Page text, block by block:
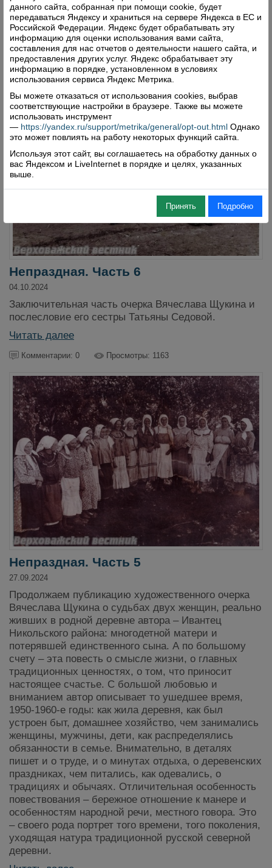
конференции были подняты серьезные проблемы
сегодняшней деревни.
Читать далее
Комментарии: 0 Просмотры: 895
Непраздная. Часть 6
04.10.2024
Заключительная часть очерка Вячеслава Щукина и
послесловие его сестры Татьяны Седовой.
Читать далее
Комментарии: 0 Просмотры: 1163
Непраздная. Часть 5
27.09.2024
Продолжаем публикацию художественного очерка
Вячеслава Щукина о судьбах двух женщин, реально
живших в родной деревне автора – Ивантец
Никольского района: многодетной матери и
потерявшей единственного сына. А по большому
счету – эта повесть о смысле жизни, о главных
традиционных ценностях, о том, что приносит
настоящее счастье. С большой любовью и
вниманием автор описывает то ушедшее время,
1950-1960-е годы: как жила деревня, как был
устроен быт, домашнее хозяйство, чем занимались
женщины, мужчины, дети, как распределялись
обязанности в семье. Внимательно, в деталях
пишет и о труде, и о минутах отдыха, о деревенских
праздниках, чем питались, как одевались, о
традициях и обычаях. Отличительная особенность
повествования – бережное отношение к манере и
особенностям народной речи, местного говора. Это
– своего рода портрет того времени, того поколения,
уходящая натура традиционной русской северной
деревни.
данного сайта, собранная при помощи cookie, будет
передаваться Яндексу и храниться на сервере Яндекса в ЕС и
Российской Федерации. Яндекс будет обрабатывать эту
информацию для оценки использования вами сайта,
составления для нас отчетов о деятельности нашего сайта, и
предоставления других услуг. Яндекс обрабатывает эту
информацию в порядке, установленном в условиях
использования сервиса Яндекс Метрика.
Вы можете отказаться от использования cookies, выбрав
соответствующие настройки в браузере. Также вы можете
использовать инструмент
— https://yandex.ru/support/metrika/general/opt-out.html Однако
это может повлиять на работу некоторых функций сайта.
Используя этот сайт, вы соглашаетесь на обработку данных о
вас Яндексом и LiveInternet в порядке и целях, указанных
выше.
Принять Подробно